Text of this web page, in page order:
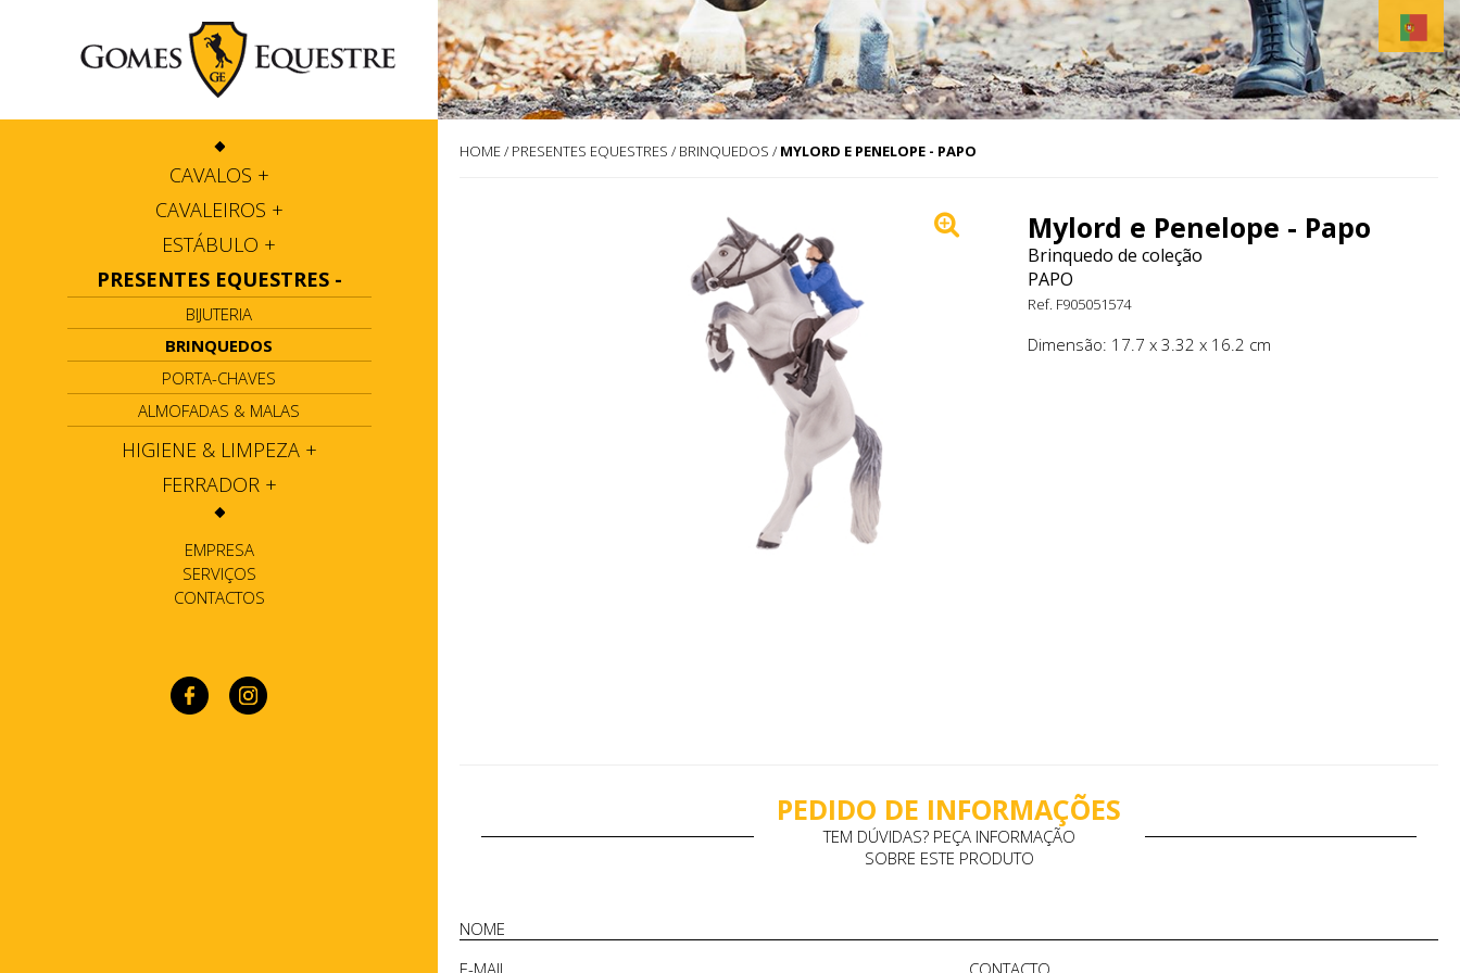
CAVALOS +
CAVALEIROS +
ESTÁBULO +
PRESENTES EQUESTRES -
BIJUTERIA
BRINQUEDOS
PORTA-CHAVES
ALMOFADAS & MALAS
HIGIENE & LIMPEZA +
FERRADOR +
EMPRESA
SERVIÇOS
CONTACTOS
HOME/ PRESENTES EQUESTRES / BRINQUEDOS / MYLORD E PENELOPE - PAPO
Mylord e Penelope - Papo
Brinquedo de coleção
PAPO
Ref. F905051574
Dimensão: 17.7 x 3.32 x 16.2 cm
PEDIDO DE INFORMAÇÕES
TEM DÚVIDAS? PEÇA INFORMAÇÃO
SOBRE ESTE PRODUTO